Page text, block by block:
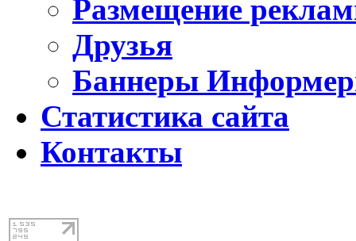
Размещение
Друзья
Баннеры
Статистика сайта
Контакты